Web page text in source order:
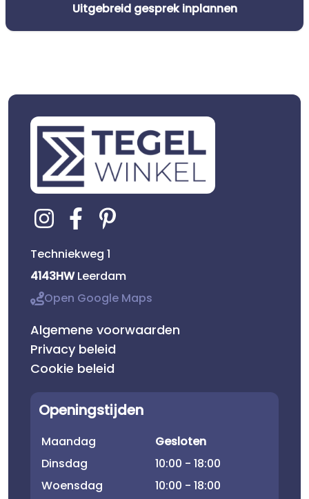
Uitgebreid gesprek inplannen
Techniekweg 1
4143HWLeerdam
Open Google Maps
Algemene voorwaarden
Privacy beleid
Cookie beleid
Openingstijden
Maandag
Gesloten
Dinsdag
10:00 - 18:00
Woensdag
10:00 - 18:00